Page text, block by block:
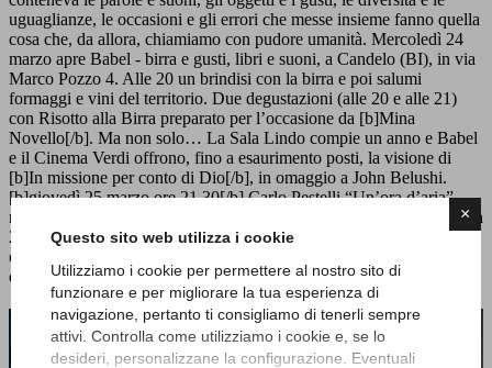
×
Questo sito web utilizza i cookie
Utilizziamo i cookie per permettere al nostro sito di
funzionare e per migliorare la tua esperienza di
navigazione, pertanto ti consigliamo di tenerli sempre
attivi. Controlla come utilizziamo i cookie e, se lo
desideri, personalizzane la configurazione. Eventuali
uguaglianze, le occasioni e gli errori che messe insieme fanno quella
cosa che, da allora, chiamiamo con pudore umanità. Mercoledì 24
marzo apre Babel - birra e gusti, libri e suoni, a Candelo (BI), in via
Marco Pozzo 4. Alle 20 un brindisi con la birra e poi salumi
formaggi e vini del territorio. Due degustazioni (alle 20 e alle 21)
con Risotto alla Birra preparato per l’occasione da [b]Mina
Novello[/b]. Ma non solo… La Sala Lindo compie un anno e Babel
e il Cinema Verdi offrono, fino a esaurimento posti, la visione di
[b]In missione per conto di Dio[/b], in omaggio a John Belushi.
[b]giovedì 25 marzo ore 21.30[/b] Carlo Pestelli “Un’ora d’aria”
reading + concerto acustico con Alex Gariazzo & ospiti [b]domenica
28 marzo ore 18.00[/b] apeJazz - jazz acustico all’ora dell’aperitivo
orari: feriali 18,00-1,00 / sabato, domenica e festivi 10,00 -1,00 info:
davide 320 8393230 • fabrizio 335 5945235 • www.babel-babel.it
Hai bisogno di maggiori informazioni sui
nostri prodotti o servizi?